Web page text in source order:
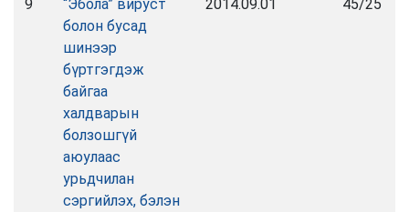
9
“Эбола” вируст
болон бусад
шинээр
бүртгэгдэж
байгаа
халдварын
болзошгүй
аюулаас
урьдчилан
сэргийлэх, бэлэн
2014.09.01 45/25